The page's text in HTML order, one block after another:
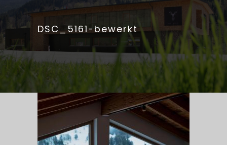
DSC_5161-bewerkt